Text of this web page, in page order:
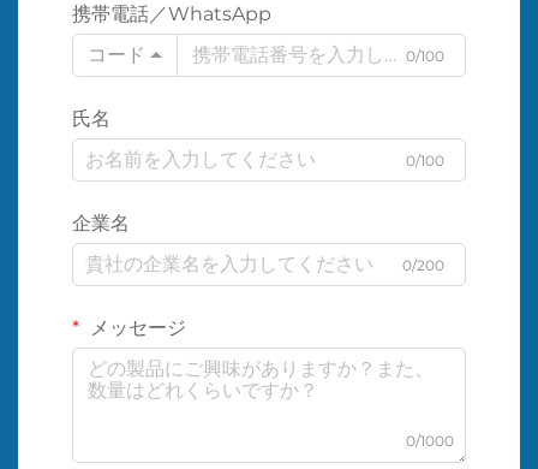
携帯電話／WhatsApp
コード
0/100
氏名
0/100
企業名
0/200
メッセージ
0/1000